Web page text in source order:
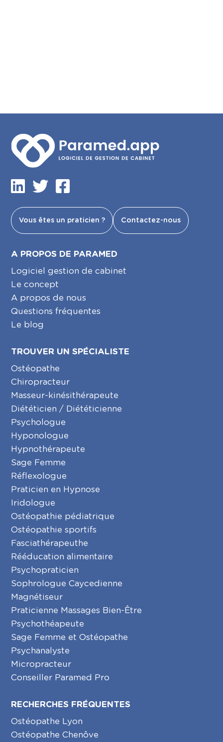
Vous êtes un praticien ? Contactez-nous
A PROPOS DE PARAMED
Logiciel gestion de cabinet
Le concept
A propos de nous
Questions fréquentes
Le blog
TROUVER UN SPÉCIALISTE
Ostéopathe
Chiropracteur
Masseur-kinésithérapeute
Diététicien / Diététicienne
Psychologue
Hyponologue
Hypnothérapeute
Sage Femme
Réflexologue
Praticien en Hypnose
Iridologue
Ostéopathie pédiatrique
Ostéopathie sportifs
Fasciathérapeuthe
Rééducation alimentaire
Psychopraticien
Sophrologue Caycedienne
Magnétiseur
Praticienne Massages Bien-Être
Psychothéapeute
Sage Femme et Ostéopathe
Psychanalyste
Micropracteur
Conseiller Paramed Pro
RECHERCHES FRÉQUENTES
Ostéopathe Lyon
Ostéopathe Chenôve